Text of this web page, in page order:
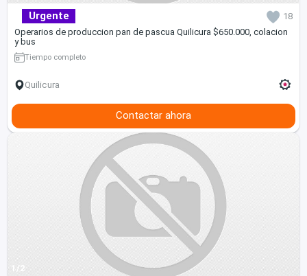
Urgente
18
Operarios de produccion pan de pascua Quilicura $650.000, colacion
y bus
Tiempo completo
Quilicura
Contactar ahora
1/2